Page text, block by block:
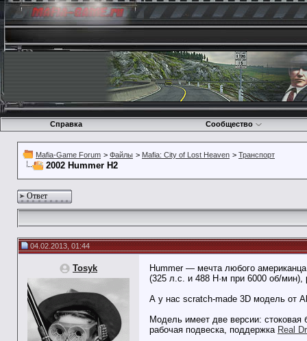
Справка Сообщество
Mafia-Game Forum > Файлы > Mafia: City of Lost Heaven > Транспорт
2002 Hummer H2
Ответ
04.02.2013, 01:44
Tosyk
Hummer — мечта любого
(325 л.с. и 488 Н·м при 6000 об/
А у нас scratch-made 3D модель от
Модель имеет две версии: стоковая
рабочая подвеска, поддержка Real